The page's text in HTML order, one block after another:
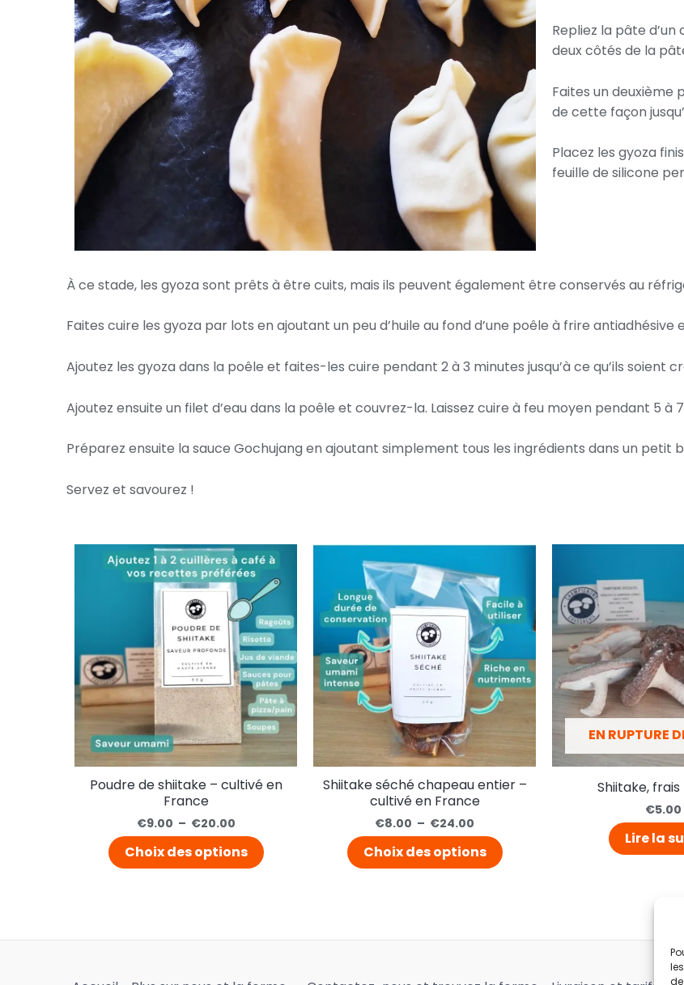
Repliez la pâte
deux côtés de la
Faites un deuxième
de cette façon
Placez les gyoza
feuille de silicone
À ce stade, les gyoza sont prêts à être cuits, mais ils peuvent également être conservés au
Faites cuire les gyoza par lots en ajoutant un peu d’huile au fond d’une poêle à frire
Ajoutez les gyoza dans la poêle et faites-les cuire pendant 2 à 3 minutes jusqu’à ce qu’ils soient
Ajoutez ensuite un filet d’eau dans la poêle et couvrez-la. Laissez cuire à feu moyen pendant 5 à
Préparez ensuite la sauce Gochujang en ajoutant simplement tous les ingrédients dans un petit
Servez et savourez !
Poudre de shiitake – cultivé en
France
€9.00 – €20.00
Choix des options
Shiitake séché chapeau entier –
cultivé en France
€8.00 – €24.00
Choix des options
EN RUPTURE
Shiitake, frais
€5.00
Lire la